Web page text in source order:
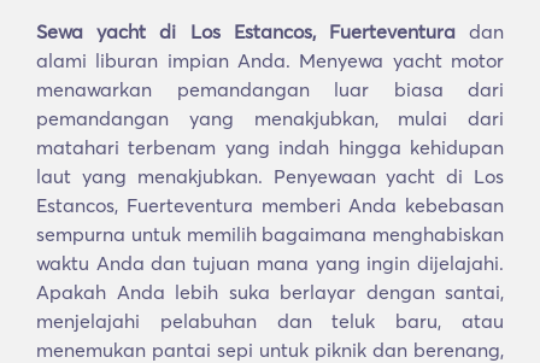
Sewa yacht di Los Estancos, Fuerteventuradan
alami liburan impian Anda. Menyewa yacht motor
menawarkan pemandangan luar biasa dari
pemandangan yang menakjubkan, mulai dari
matahari terbenam yang indah hingga kehidupan
laut yang menakjubkan. Penyewaan yacht di Los
Estancos, Fuerteventura memberi Anda kebebasan
sempurna untuk memilih bagaimana menghabiskan
waktu Anda dan tujuan mana yang ingin dijelajahi.
Apakah Anda lebih suka berlayar dengan santai,
menjelajahi pelabuhan dan teluk baru, atau
menemukan pantai sepi untuk piknik dan berenang,